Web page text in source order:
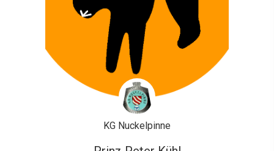
KG Nuckelpinne